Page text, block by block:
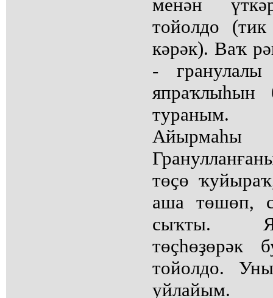
менән
тойолдо
кәрәк). Ваҡ
-
япраҡлыһын
тураным.
төҫө
аша төшөп,
сыҡты.
төҫһөҙөрәк
тойолдо.
уйлайым.